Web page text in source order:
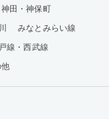
神田・神保町
みなとみらい線
線・西武線
他